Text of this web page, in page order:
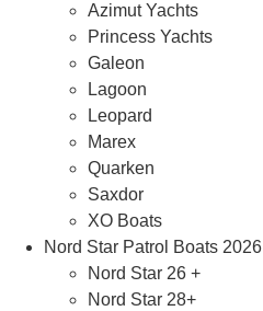
Azimut Yachts
Princess Yachts
Galeon
Lagoon
Leopard
Marex
Quarken
Saxdor
XO Boats
Nord Star Patrol Boats 2026
Nord Star 26 +
Nord Star 28+